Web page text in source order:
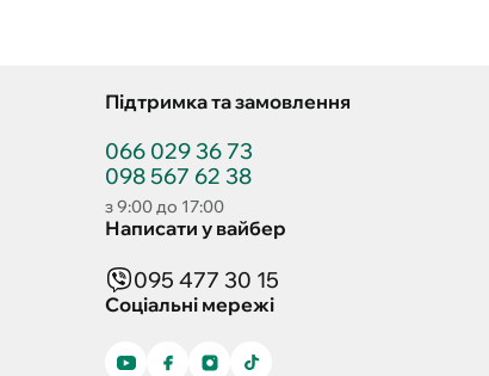
Підтримка та замовлення
066 029 36 73
098 567 62 38
з 9:00 до 17:00
Написати у вайбер
095 477 30 15
Соціальні мережі